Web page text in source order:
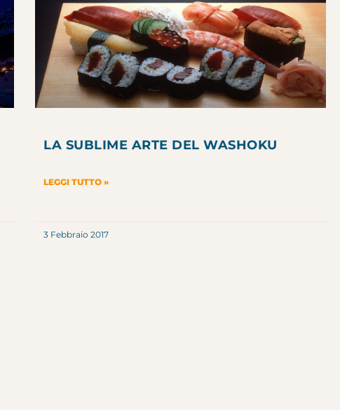
LA SUBLIME ARTE DEL WASHOKU
LEGGI TUTTO »
3 Febbraio 2017